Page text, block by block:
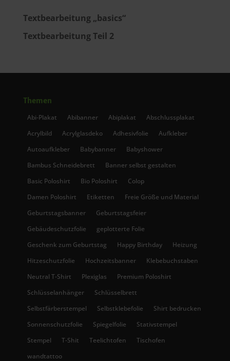
Textbearbeitung „basics“
Textbearbeitung Teil 2
Themen
Abi-Plakat Abibanner Abiplakat
Abschlussplakat
Acrylbild
Acrylglasdeko Adhesivfolie
Aufkleber
Autoaufkleber
Babybanner
Babyshower
Bambus Schneidebrett
Banner selbst gestalten
Basic Poloshirt
Bio Poloshirt
Colop
Damen Poloshirt
Etiketten
Freie Größe und Material
Geburtstagsbanner
Geburtstagsfeier
Gebäudeschutzfolie
geplotterte Folie
Geschenk zum Geburtstag
Happy Birthday
Heizung
Hitzeschutzfolie
Hochzeitsbanner
Klebebuchstaben
Neutral T-Shirt
Plexiglas
Premium Poloshirt
Schlüsselanhänger
Schlüsselbrett
Selbstfärberstempel
Selbstklebefolie
Shirt bedrucken
Sonnenschutzfolie
Spiegelfolie
Stativstempel
Stempel
T-Shit Teelichtofen
Tischofen
wandtattoo